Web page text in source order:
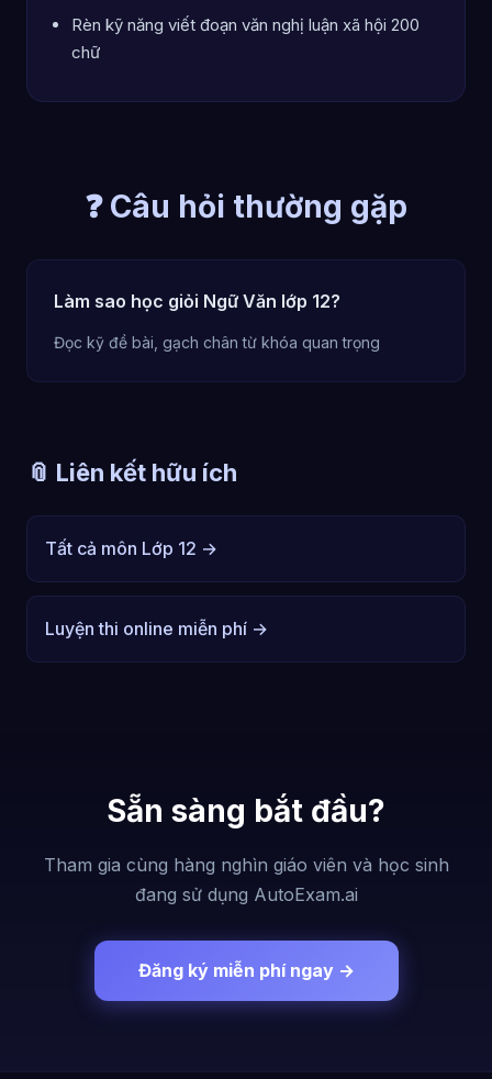
Rèn kỹ năng viết đoạn văn nghị luận xã hội 200
chữ
❓ Câu hỏi thường gặp
Làm sao học giỏi Ngữ Văn lớp 12?
Đọc kỹ đề bài, gạch chân từ khóa quan trọng
📎 Liên kết hữu ích
Tất cả môn Lớp 12 →
Luyện thi online miễn phí →
Sẵn sàng bắt đầu?
Tham gia cùng hàng nghìn giáo viên và học sinh
đang sử dụng AutoExam.ai
Đăng ký miễn phí ngay →